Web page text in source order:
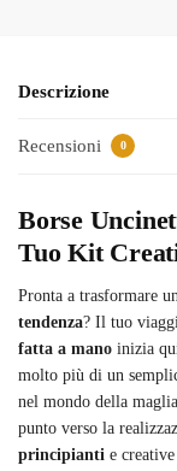
Descrizione
Recensioni 0
Borse
Tuo Kit
Pronta a trasformare
tendenza? Il tuo
fatta a mano inizia
molto più di un
nel mondo della
punto verso la
principianti e